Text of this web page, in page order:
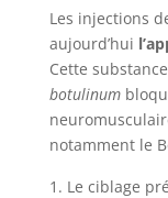
Les injections
aujourd’hui
Cette
botulinum
notamment le
Le ciblage